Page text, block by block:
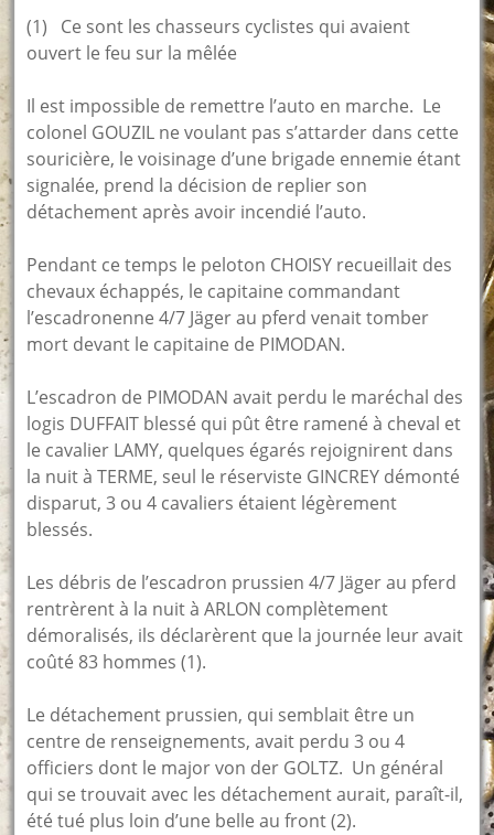
(1) Ce sont les chasseurs cyclistes qui avaient
ouvert le feu sur la mêlée
Il est impossible de remettre l’auto en marche. Le
colonel GOUZIL ne voulant pas s’attarder dans cette
souricière, le voisinage d’une brigade ennemie étant
signalée, prend la décision de replier son
détachement après avoir incendié l’auto.
Pendant ce temps le peloton CHOISY recueillait des
chevaux échappés, le capitaine commandant
l’escadronenne 4/7 Jäger au pferd venait tomber
mort devant le capitaine de PIMODAN.
L’escadron de PIMODAN avait perdu le maréchal des
logis DUFFAIT blessé qui pût être ramené à cheval et
le cavalier LAMY, quelques égarés rejoignirent dans
la nuit à TERME, seul le réserviste GINCREY démonté
disparut, 3 ou 4 cavaliers étaient légèrement
blessés.
Les débris de l’escadron prussien 4/7 Jäger au pferd
rentrèrent à la nuit à ARLON complètement
démoralisés, ils déclarèrent que la journée leur avait
coûté 83 hommes (1).
Le détachement prussien, qui semblait être un
centre de renseignements, avait perdu 3 ou 4
officiers dont le major von der GOLTZ. Un général
qui se trouvait avec les détachement aurait, paraît-il,
été tué plus loin d’une belle au front (2).